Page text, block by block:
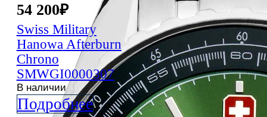
54 200₽
Swiss Military
HanowaAfterburn
Chrono
SMWGI0000307
В наличии
Подробнее